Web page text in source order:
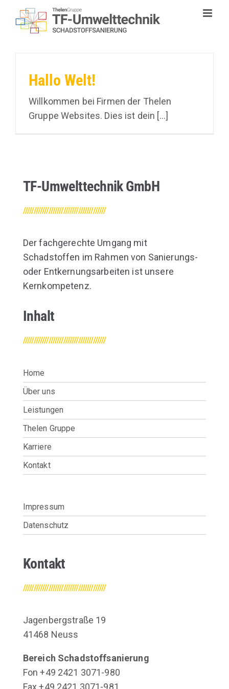
Inhalt
springen
Hallo Welt!
Willkommen bei Firmen der Thelen
Gruppe Websites. Dies ist dein [...]
TF-Umwelttechnik GmbH
///////////////////////////////////////
Der fachgerechte Umgang mit
Schadstoffen im Rahmen von Sanierungs-
oder Entkernungsarbeiten ist unsere
Kernkompetenz.
Inhalt
///////////////////////////////////////
Home
Über uns
Leistungen
Thelen Gruppe
Karriere
Kontakt
Impressum
Datenschutz
Kontakt
///////////////////////////////////////
Jagenbergstraße 19
41468 Neuss
Bereich Schadstoffsanierung
Fon +49 2421 3071-980